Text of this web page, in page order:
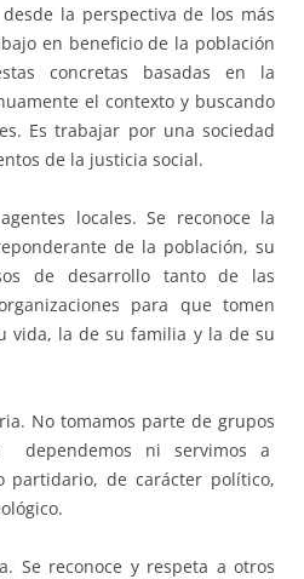
la perspectiva de los más
en beneficio de la población
concretas basadas en la
el contexto y buscando
Es trabajar por una sociedad
de la justicia social.
locales. Se reconoce la
de la población, su
de desarrollo tanto de las
para que tomen
vida, la de su familia y la de su
No tomamos parte de grupos
dependemos ni servimos a
partidario, de carácter político,
Se reconoce y respeta a otros